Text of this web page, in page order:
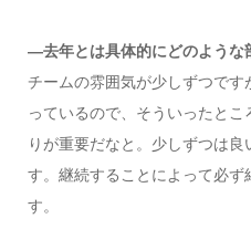
―去年とは具体的にどのような
チームの雰囲気が少しずつで
っているので、そういったと
りが重要だなと。少しずつは
す。継続することによって必ず
す。